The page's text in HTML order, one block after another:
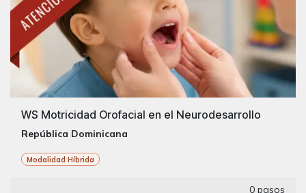
WS Motricidad Orofacial en el Neurodesarrollo
República Dominicana
Modalidad Híbrida
0 pasos